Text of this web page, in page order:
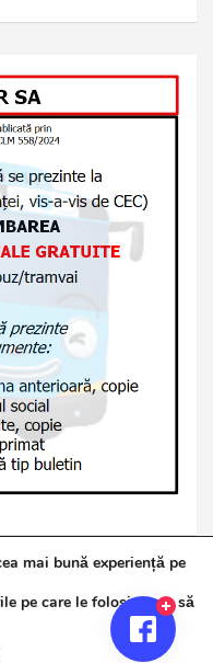
de Brăila
Theme Horse
mai bună experiență pe
pe care le folosim sau să
GDPR Cookie Banner